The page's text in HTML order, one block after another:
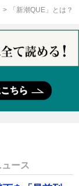
「新潮QUE」とは？
ュース